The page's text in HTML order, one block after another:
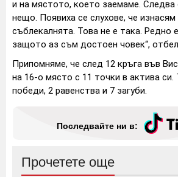
и на мястото, което заемаме.
нещо. Появиха се слухове, че
съблекалнята. Това не е така. Редно
защото аз съм достоен човек“,
Припомняме, че след 12 кръга във
на 16-о място с 11 точки в актива
победи, 2 равенства и 7 загуби.
Последвайте ни в:
Прочетете още